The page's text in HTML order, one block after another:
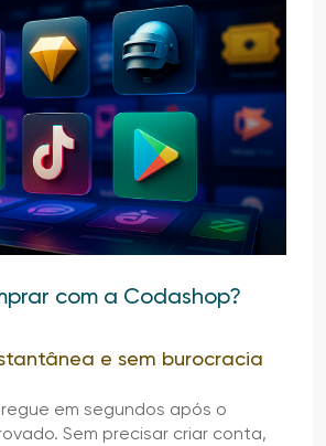
com a Codashop?
e sem burocracia
em segundos após o
Sem precisar criar conta,